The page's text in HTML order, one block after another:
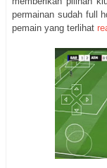
permainan sudah full
pemain yang terlihat